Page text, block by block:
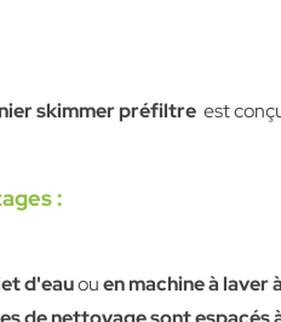
skimmer préfiltre est
:
d'eauouen machine à laver